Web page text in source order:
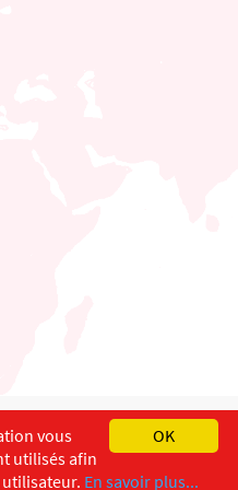
légaux
OK
vous
utilisés afin
En savoir plus...